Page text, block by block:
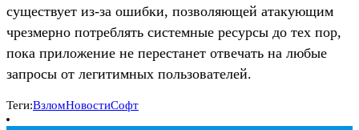
существует из-за ошибки, позволяющей атакующим
чрезмерно потреблять системные ресурсы до тех пор,
пока приложение не перестанет отвечать на любые
запросы от легитимных пользователей.
Теги:ВзломНовостиСофт